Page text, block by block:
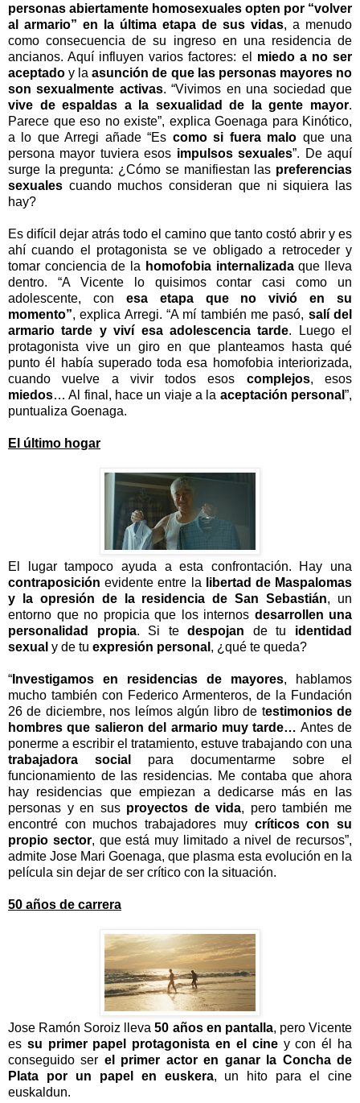
personas abiertamente homosexuales opten por “volver
al armario” en la última etapa de sus vidas, a menudo
como consecuencia de su ingreso en una residencia de
ancianos. Aquí influyen varios factores: el miedo a no ser
aceptado y laasunción de que las personas mayores no
son sexualmente activas. “Vivimos en una sociedad que
vive de espaldas a la sexualidad de la gente mayor.
Parece que eso no existe”, explica Goenaga para Kinótico,
a lo que Arregi añade “Es como si fuera malo que una
persona mayor tuviera esos impulsos sexuales”. De aquí
surge la pregunta: ¿Cómo se manifiestan las preferencias
sexuales cuando muchos consideran que ni siquiera las
hay?
Es difícil dejar atrás todo el camino que tanto costó abrir y es
ahí cuando el protagonista se ve obligado a retroceder y
tomar conciencia de la homofobia internalizadaque lleva
dentro. “A Vicente lo quisimos contar casi como un
adolescente, con esa etapa que no vivió en su
momento”, explica Arregi. “A mí también me pasó, salí del
armario tarde y viví esa adolescencia tarde. Luego el
protagonista vive un giro en que planteamos hasta qué
punto él había superado toda esa homofobia interiorizada,
cuando vuelve a vivir todos esos complejos, esos
miedos… Al final, hace un viaje a la aceptación personal”,
puntualiza Goenaga.
El último hogar
El lugar tampoco ayuda a esta confrontación. Hay una
contraposiciónevidente entre la
libertad de Maspalomas
y la opresión de la residencia de San Sebastián, un
entorno que no propicia que los internos desarrollen una
personalidad propia. Si tedespojan de tu identidad
sexual y de tu expresión personal , ¿qué te queda?
“ Investigamos en residencias de mayores, hablamos
mucho también con Federico Armenteros, de la Fundación
26 de diciembre, nos leímos algún libro de testimonios de
hombres que salieron del armario muy tarde… Antes de
ponerme a escribir el tratamiento, estuve trabajando con una
trabajadora social
para documentarme sobre el
funcionamiento de las residencias. Me contaba que ahora
hay residencias que empiezan a dedicarse más en las
personas y en sus proyectos de vida, pero también me
encontré con muchos trabajadores muy críticos con su
propio sector, que está muy limitado a nivel de recursos”,
admite Jose Mari Goenaga, que plasma esta evolución en la
película sin dejar de ser crítico con la situación.
50 años de carrera
Jose Ramón Soroiz lleva50 años en pantalla, pero Vicente
es su primer papel protagonista en el ciney con él ha
conseguido ser el primer actor en ganar la Concha de
Plata por un papel en euskera, un hito para el cine
euskaldun.